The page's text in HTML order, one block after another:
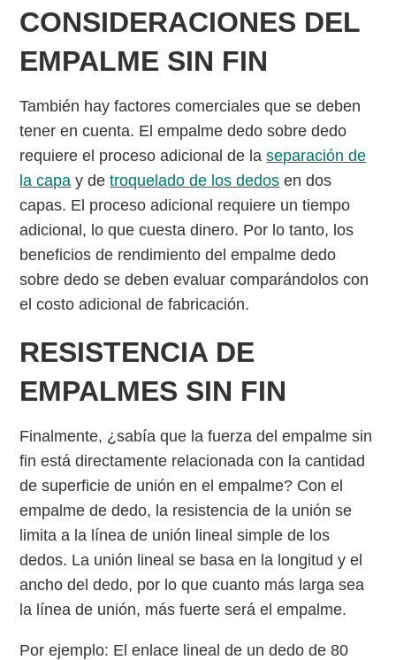
CONSIDERACIONES DEL
EMPALME SIN FIN
También hay factores comerciales que se deben
tener en cuenta. El empalme dedo sobre dedo
requiere el proceso adicional de laseparación de
la capa y detroquelado de los dedos en dos
capas. El proceso adicional requiere un tiempo
adicional, lo que cuesta dinero. Por lo tanto, los
beneficios de rendimiento del empalme dedo
sobre dedo se deben evaluar comparándolos con
el costo adicional de fabricación.
RESISTENCIA DE
EMPALMES SIN FIN
Finalmente, ¿sabía que la fuerza del empalme sin
fin está directamente relacionada con la cantidad
de superficie de unión en el empalme? Con el
empalme de dedo, la resistencia de la unión se
limita a la línea de unión lineal simple de los
dedos. La unión lineal se basa en la longitud y el
ancho del dedo, por lo que cuanto más larga sea
la línea de unión, más fuerte será el empalme.
Por ejemplo: El enlace lineal de un dedo de 80